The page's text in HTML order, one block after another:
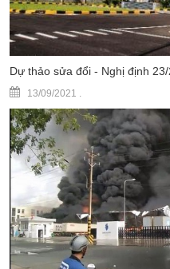
Dự thảo sửa đổi - Nghị định
13/09/2021 .